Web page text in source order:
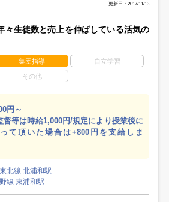
更新日：2017/11/13
々生徒数と売上を伸ばしている活気の
集団指導 自立学習
その他
円～
督等は時給1,000円/規定により授業後に
て頂いた場合は+800円を支給しま
北線 北浦和駅
線 東浦和駅